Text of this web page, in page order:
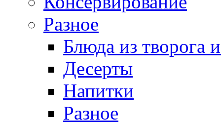
Разное
Блюда из творога
Десерты
Напитки
Разное